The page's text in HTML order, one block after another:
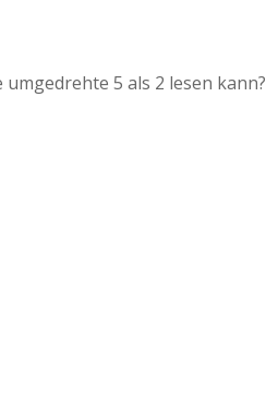
5 als 2 lesen kann?